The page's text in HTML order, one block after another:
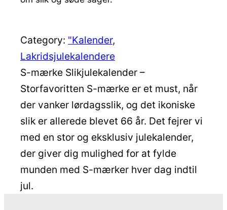
Category: "Kalender
Lakridsjulekalendere
S-mærke Slikjulekalender –
Storfavoritten S-mærke er et must, når
der vanker lørdagsslik, og det ikoniske
slik er allerede blevet 66 år. Det fejrer vi
med en stor og eksklusiv julekalender,
der giver dig mulighed for at fylde
munden med S-mærker hver dag indtil
jul.